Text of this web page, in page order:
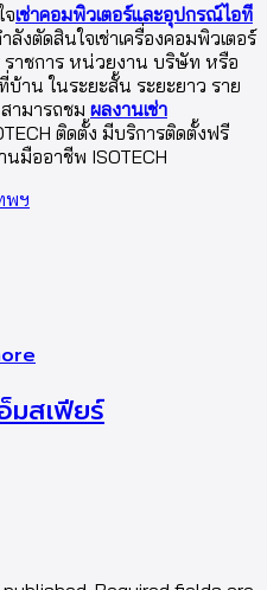
เช่าคอมพิวเตอร์และอุปกรณ์ไอที
งตัดสินใจเช่าเครื่องคอมพิวเตอร์
าชการ หน่วยงาน บริษัท หรือ
าน ในระยะสั้น ระยะยาว ราย
ามารถชม ผลงานเช่า
ติดตั้ง มีบริการติดตั้งฟรี
มืออาชีพ ISOTECH
พฯ
มสเฟียร์